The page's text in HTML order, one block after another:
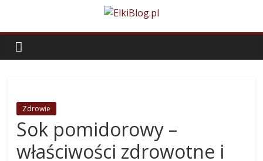
content
ElkiBlog.pl
Zdrowie
Sok pomidorowy –
właściwości zdrowotne i